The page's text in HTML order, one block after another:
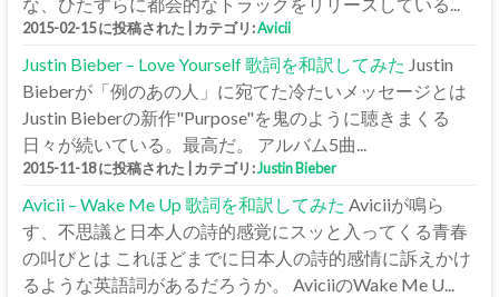
2015-02-15 に投稿された カテゴリ:Avicii
Justin Bieber – Love Yourself 歌詞を和訳してみた Justin
Bieberが「例のあの人」に宛てた冷たいメッセージとは
Justin Bieberの新作"Purpose"を鬼のように聴きまくる
日々が続いている。最高だ。 アルバム5曲...
2015-11-18 に投稿された カテゴリ:Justin Bieber
Avicii – Wake Me Up 歌詞を和訳してみた Aviciiが鳴ら
す、不思議と日本人の詩的感覚にスッと入ってくる青春
の叫びとは これほどまでに日本人の詩的感情に訴えかけ
るような英語詞があるだろうか。 AviciiのWake Me U...